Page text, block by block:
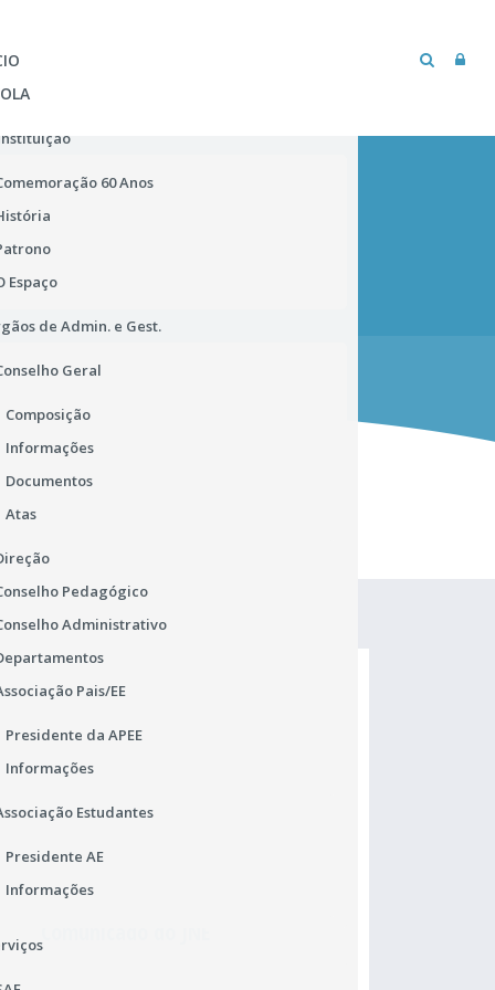
60 Anos
Espaço
de Admin. e Gest.
Geral
Composição
Informações
Documentos
Atas
Pedagógico
Administrativo
Pais/EE
Presidente da APEE
Informações
Estudantes
Presidente AE
Informações
MICROSOFT TEAMS